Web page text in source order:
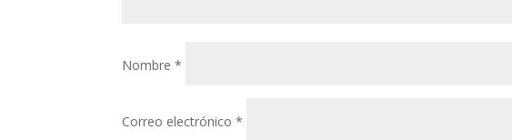
Nombre*
Correo electrónico*